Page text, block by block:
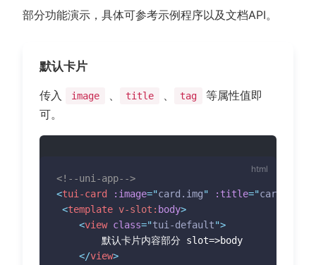
部分功能演示，具体可参考示例程序以及文档API。
默认卡片
传入 image title tag
等属性值即
可。
<!--uni-app-->
<tui-card :image="card.img" :title="card.title
<template v-slot: body>
<view class="tui-default">
</view>